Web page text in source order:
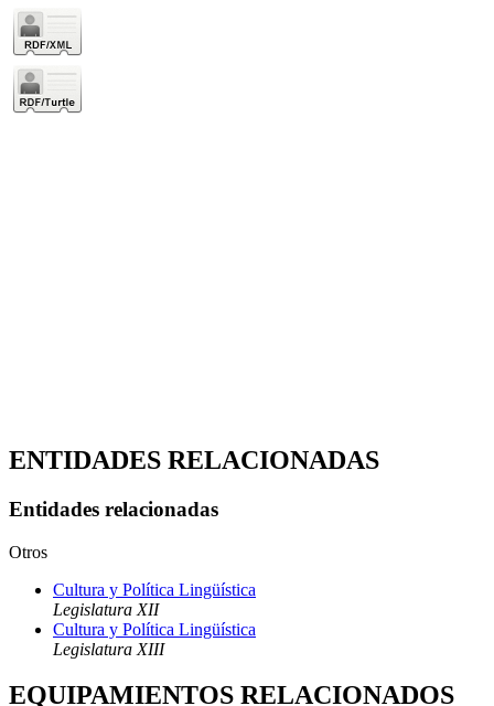
ENTIDADES RELACIONADAS
Entidades relacionadas
Otros
Cultura y Política Lingüística
Legislatura XII
Cultura y Política Lingüística
Legislatura XIII
EQUIPAMIENTOS RELACIONADOS